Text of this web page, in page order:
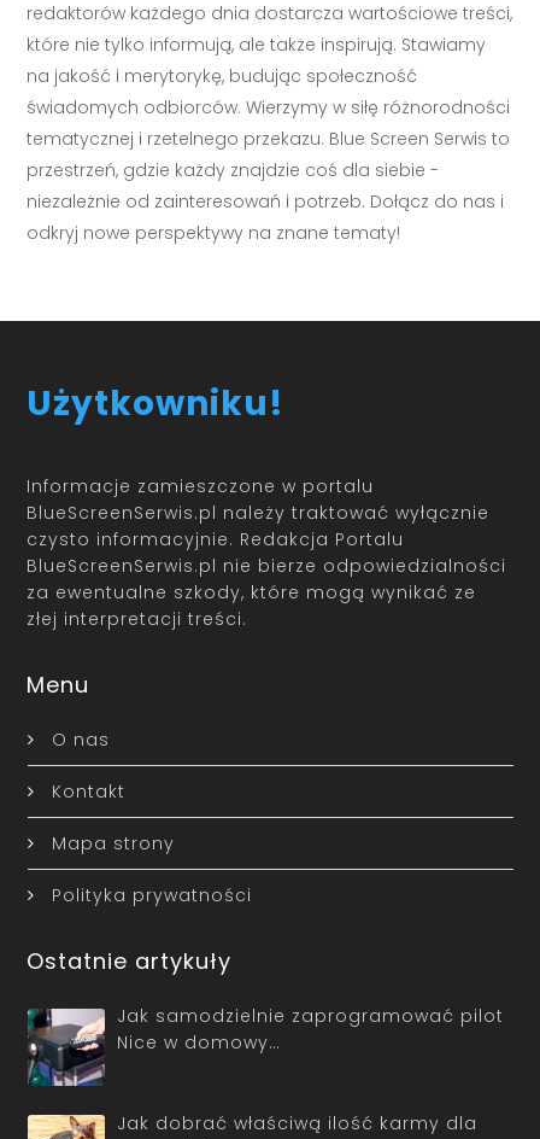
redaktorów każdego dnia dostarcza wartościowe treści,
które nie tylko informują, ale także inspirują. Stawiamy
na jakość i merytorykę, budując społeczność
świadomych odbiorców. Wierzymy w siłę różnorodności
tematycznej i rzetelnego przekazu. Blue Screen Serwis to
przestrzeń, gdzie każdy znajdzie coś dla siebie -
niezależnie od zainteresowań i potrzeb. Dołącz do nas i
odkryj nowe perspektywy na znane tematy!
Użytkowniku!
Informacje zamieszczone w portalu
BlueScreenSerwis.pl należy traktować wyłącznie
czysto informacyjnie. Redakcja Portalu
BlueScreenSerwis.pl nie bierze odpowiedzialności
za ewentualne szkody, które mogą wynikać ze
złej interpretacji treści.
Menu
O nas
Kontakt
Mapa strony
Polityka prywatności
Ostatnie artykuły
Jak samodzielnie zaprogramować pilot
Nice w domowy…
Jak dobrać właściwą ilość karmy dla